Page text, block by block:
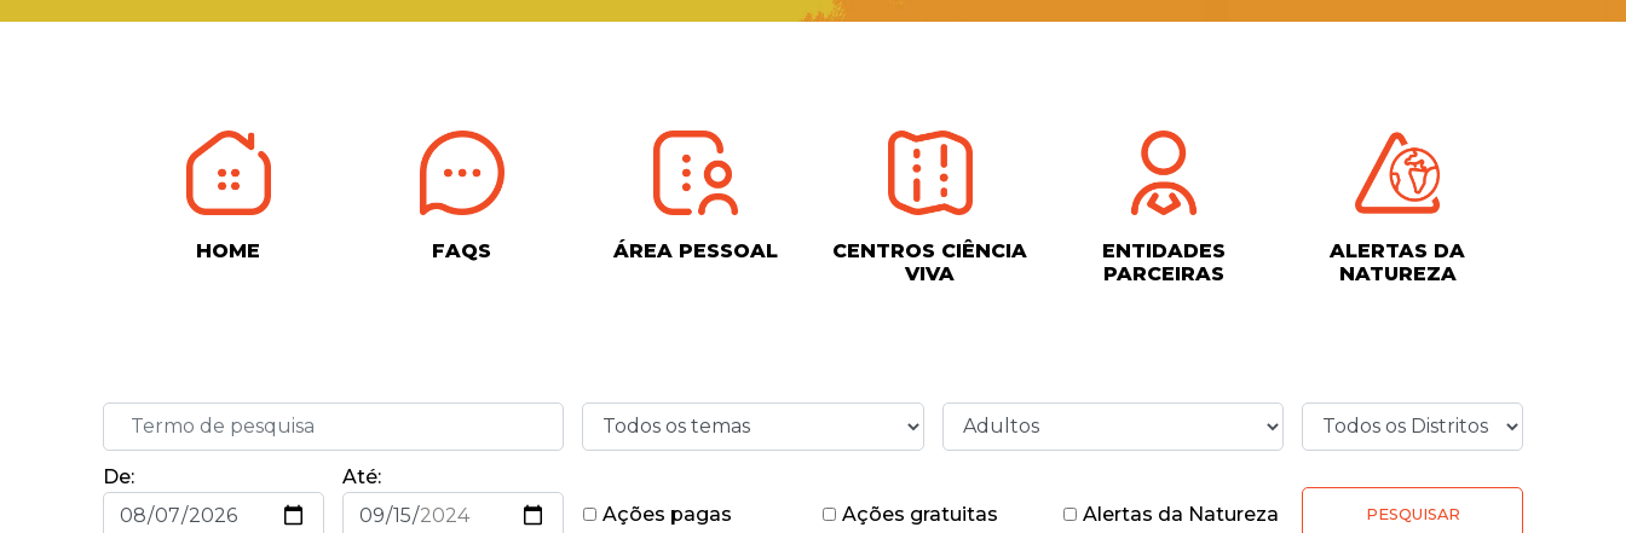
HOME FAQS ÁREA PESSOAL
CENTROS CIÊNCIA
VIVA
ENTIDADES
PARCEIRAS
ALERTAS DA
NATUREZA
De:
Até:
Ações pagas
Ações gratuitas Alertas da Natureza PESQUISAR